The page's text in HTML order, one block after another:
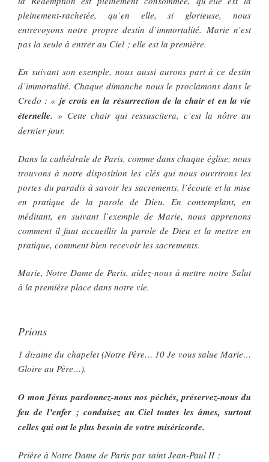
pleinement-rachetée, qu’en elle, si glorieuse, nous
entrevoyons notre propre destin d’immortalité. Marie n’est
pas la seule à entrer au Ciel ; elle est la première.
En suivant son exemple, nous aussi aurons part à ce destin
d’immortalité. Chaque dimanche nous le proclamons dans le
Credo : « je crois en la résurrection de la chair et en la vie
éternelle. » Cette chair qui ressuscitera, c’est la nôtre au
dernier jour.
Dans la cathédrale de Paris, comme dans chaque église, nous
trouvons à notre disposition les clés qui nous ouvrirons les
portes du paradis à savoir les sacrements, l’écoute et la mise
en pratique de la parole de Dieu. En contemplant, en
méditant, en suivant l’exemple de Marie, nous apprenons
comment il faut accueillir la parole de Dieu et la mettre en
pratique, comment bien recevoir les sacrements.
Marie, Notre Dame de Paris, aidez-nous à mettre notre Salut
à la première place dans notre vie.
Prions
1 dizaine du chapelet (Notre Père… 10 Je vous salue Marie…
Gloire au Père…).
O mon Jésus pardonnez-nous nos péchés, préservez-nous du
feu de l’enfer ; conduisez au Ciel toutes les âmes, surtout
celles qui ont le plus besoin de votre miséricorde.
Prière à Notre Dame de Paris par saint Jean-Paul II :